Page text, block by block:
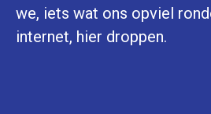
we, iets wat ons opviel
internet, hier droppen.